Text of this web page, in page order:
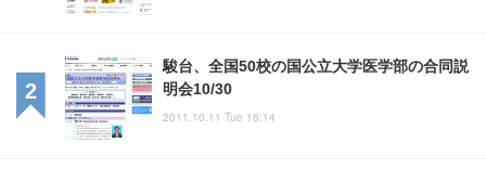
駿台、全国50校の国公立大学医学部の合同説
明会10/30
2011.10.11 Tue 16:14